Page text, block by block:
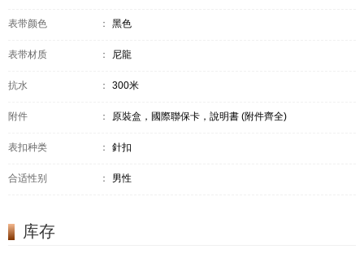
表带颜色 ： 黑色
表带材质 ： 尼龍
抗水 ： 300米
附件 ： 原裝盒，國際聯保卡，說明書 (附件齊全)
表扣种类 ： 針扣
合适性别 ： 男性
库存